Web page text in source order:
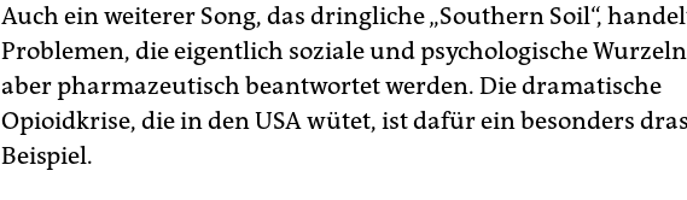
Auch ein weiterer Song, das dringliche „Southern Soil“,
Problemen, die eigentlich soziale und psychologische
aber pharmazeutisch beantwortet werden. Die dramatische
Opioidkrise, die in den USA wütet, ist dafür ein besonders
Beispiel.